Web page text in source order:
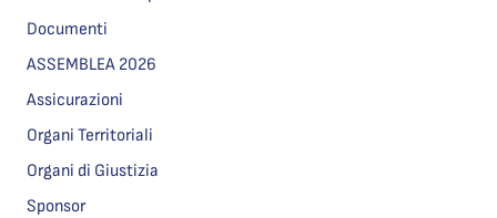
Documenti
ASSEMBLEA 2026
Assicurazioni
Organi Territoriali
Organi di Giustizia
Sponsor